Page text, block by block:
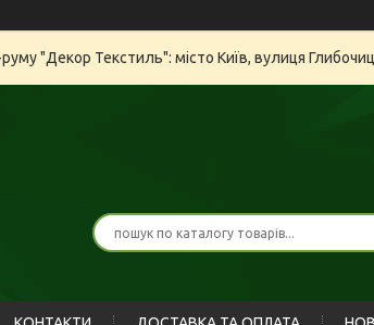
"Декор Текстиль": місто Київ, вулиця